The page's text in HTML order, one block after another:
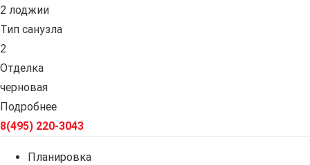
2 лоджии
Тип санузла
2
Отделка
черновая
Подробнее
8(495) 220-3043
Планировка